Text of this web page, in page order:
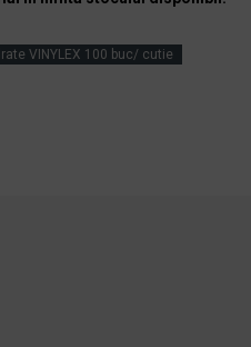
VINYLEX 100 buc/ cutie